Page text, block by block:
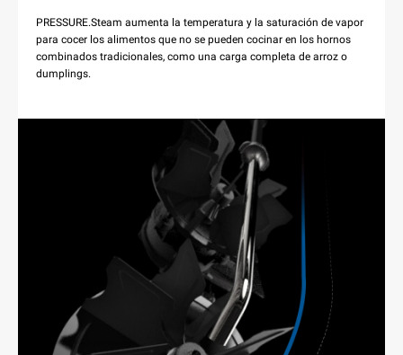
PRESSURE.Steam aumenta la temperatura y la saturación de vapor
para cocer los alimentos que no se pueden cocinar en los hornos
combinados tradicionales, como una carga completa de arroz o
dumplings.